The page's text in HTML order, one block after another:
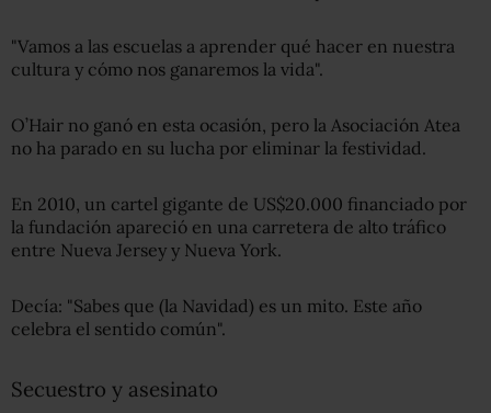
"Vamos a las escuelas a aprender qué hacer en nuestra
cultura y cómo nos ganaremos la vida".
O’Hair no ganó en esta ocasión, pero la Asociación Atea
no ha parado en su lucha por eliminar la festividad.
En 2010, un cartel gigante de US$20.000 financiado por
la fundación apareció en una carretera de alto tráfico
entre Nueva Jersey y Nueva York.
Decía: "Sabes que (la Navidad) es un mito. Este año
celebra el sentido común".
Secuestro y asesinato